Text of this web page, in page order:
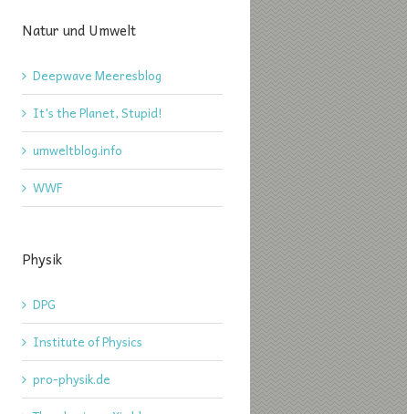
Natur und Umwelt
Deepwave Meeresblog
It's the Planet, Stupid!
umweltblog.info
WWF
Physik
DPG
Institute of Physics
pro-physik.de